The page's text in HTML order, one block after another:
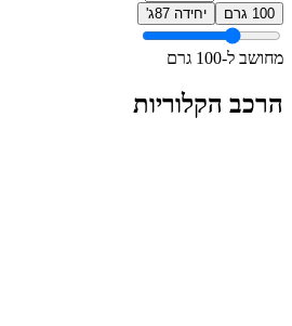
100 גרם יחידה 87ג'
מחושב ל-100 גרם
הרכב הקלוריות